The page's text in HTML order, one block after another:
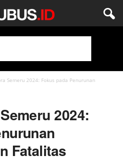
Semeru 2024: Fokus pada Penurunan
2024:
Fatalitas